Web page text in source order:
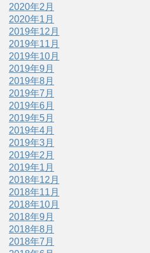
2020年2月
2020年1月
2019年12月
2019年11月
2019年10月
2019年9月
2019年8月
2019年7月
2019年6月
2019年5月
2019年4月
2019年3月
2019年2月
2019年1月
2018年12月
2018年11月
2018年10月
2018年9月
2018年8月
2018年7月